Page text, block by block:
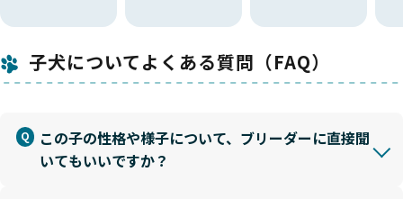
子犬についてよくある質問（FAQ）
この子の性格や様子について、ブリーダーに直接聞
いてもいいですか？